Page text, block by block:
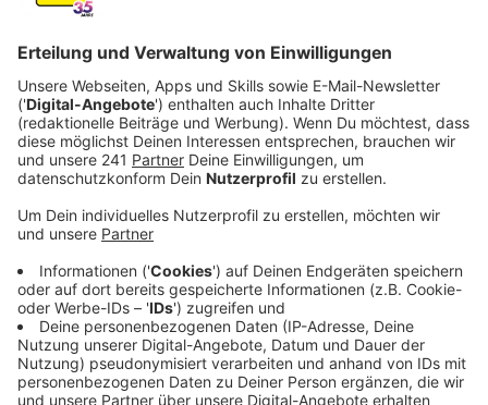
Veröffentlicht:
Anzeige
Schneller von Opladen nach Düsseldorf und Köln: Das
wäre mit einer Verlängerung der S1 von Solingen nach
Opladen und einem Ausbau der S17 aus Köln möglich.
So lauteten Ende März die Ergebnisse einer
Machbarkeitsstudie. Jetzt fordert die Fraktion
Opladen Plus den Leverkusener Oberbürgermeister
auf, sich möglichst bald an das
Landesverkehrsministerium zu wenden - gemeinsam
mit Köln, dem Rheinisch-Bergischen Kreis und
Vertretern aus dem Raum Köln-Bonn. Da solche